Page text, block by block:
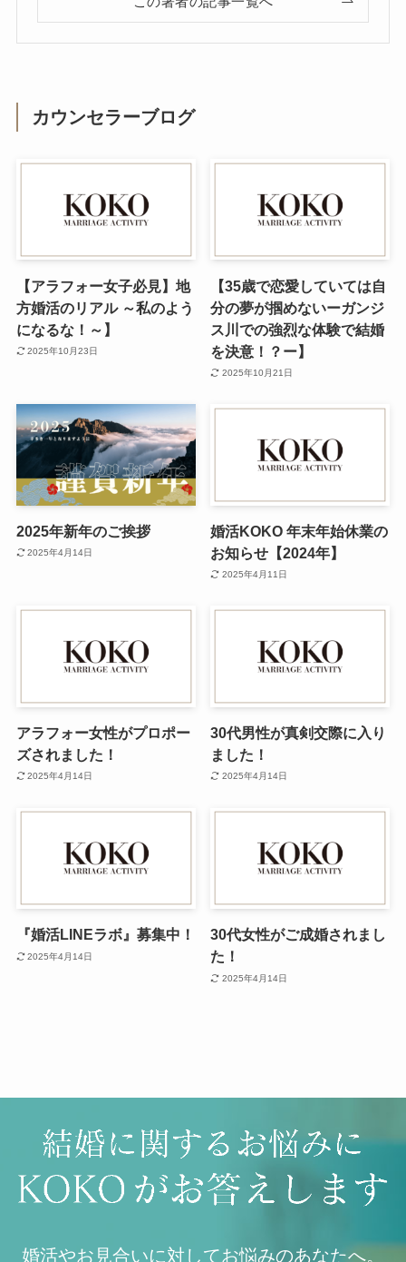
カウンセラーブログ
【アラフォー女子必見】地
方婚活のリアル ～私のよう
になるな！～】
2025年10月23日
【35歳で恋愛していては自
分の夢が掴めないーガンジ
ス川での強烈な体験で結婚
を決意！？ー】
2025年10月21日
2025年新年のご挨拶
2025年4月14日
婚活KOKO 年末年始休業の
お知らせ【2024年】
2025年4月11日
アラフォー女性がプロポー
ズされました！
2025年4月14日
30代男性が真剣交際に入り
ました！
2025年4月14日
『婚活LINEラボ』募集中！
2025年4月14日
30代女性がご成婚されまし
た！
2025年4月14日
婚活やお見合いに対してお悩みのあなたへ。